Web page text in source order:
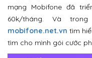
mạng Mobifone đã
60k/tháng. Và
mobifone.net.vn tìm
tìm cho mình gói cước